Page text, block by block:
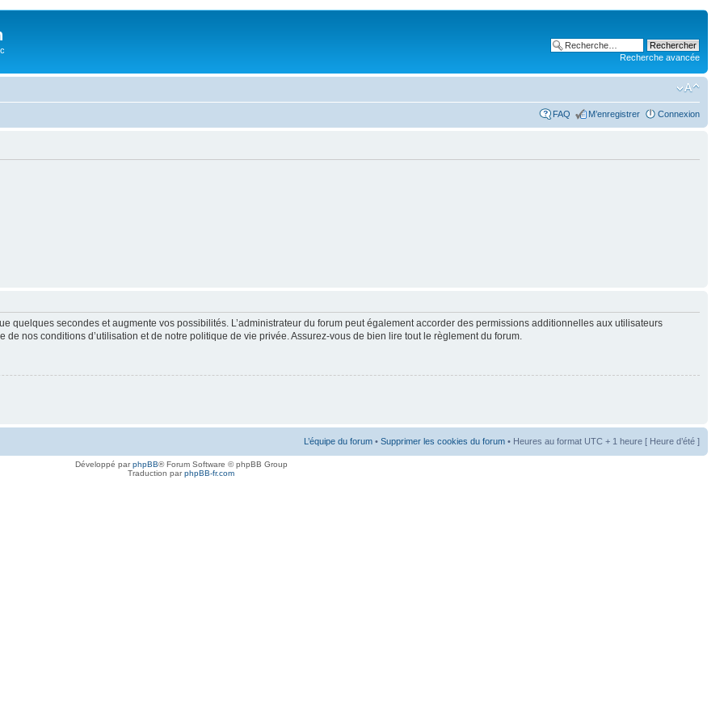
Recherche avancée
FAQ M’enregistrer Connexion
quelques secondes et augmente vos possibilités. L’administrateur du forum peut également accorder des permissions additionnelles aux utilisateurs
nos conditions d’utilisation et de notre politique de vie privée. Assurez-vous de bien lire tout le règlement du forum.
L’équipe du forum • Supprimer les cookies du forum • Heures au format UTC + 1 heure [ Heure d’été ]
Développé parphpBB® Forum Software © phpBB Group
Traduction parphpBB-fr.com